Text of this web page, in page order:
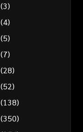
(3)
(4)
(5)
(7)
(28)
(52)
(138)
(350)